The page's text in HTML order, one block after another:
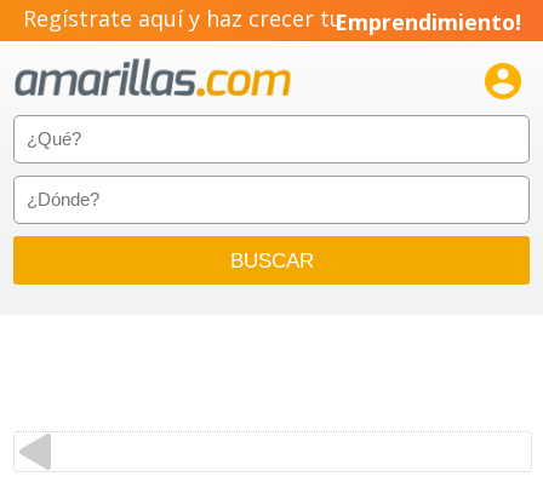
Regístrate aquí y haz crecer tuEmprendimiento!
